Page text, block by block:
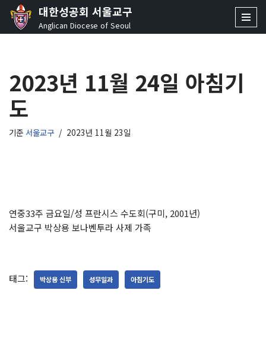
콘
로
건
너
뛰
기
대한성공회 서울교구
Anglican Diocese of Seoul
2023년 11월 24일 아침기
도
기준 서울교구 2023년 11월 23일
연중33주 금요일/성 프란시스 수도회(구미, 2001년)
서울교구 박상용 보나벤투라 사제 가족
태그: 박상용 신부 성무일과 아침기도